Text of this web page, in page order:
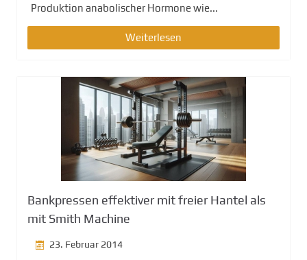
Produktion anabolischer Hormone wie...
Weiterlesen
Bankpressen effektiver mit freier Hantel als
mit Smith Machine
23. Februar 2014